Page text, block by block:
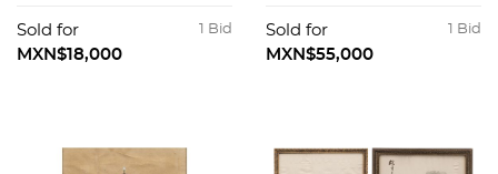
Fuster." 65 x 40 cm.1 Bid
Sold for
MXN$18,000
RETRATO DE GALGO
EN PAISAJE
1 Bid
Sold for
MXN$55,000